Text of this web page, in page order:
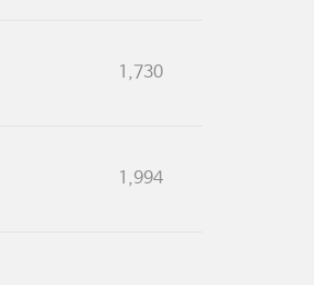
1,730
1,994